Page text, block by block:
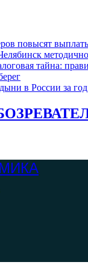
повысят выплаты
тайна:
в России за